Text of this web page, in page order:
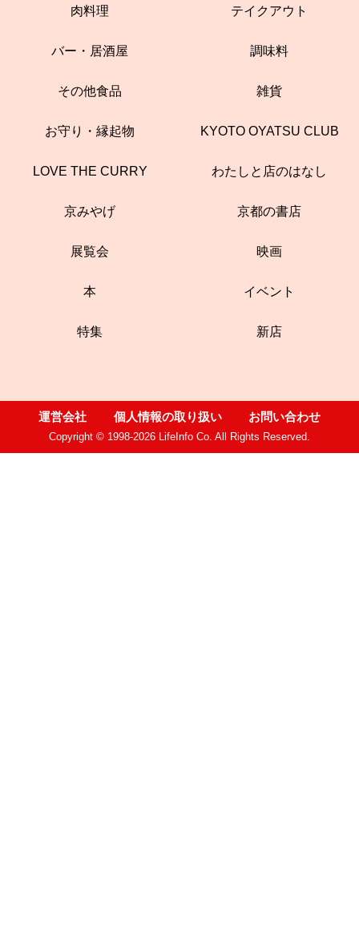
肉料理 テイクアウト
バー・居酒屋 調味料
その他食品 雑貨
お守り・縁起物 KYOTO OYATSU CLUB
LOVE THE CURRY わたしと店のはなし
京みやげ 京都の書店
展覧会 映画
本 イベント
特集 新店
運営会社 個人情報の取り扱い お問い合わせ
Copyright © 1998-2026 LifeInfo Co. All Rights Reserved.